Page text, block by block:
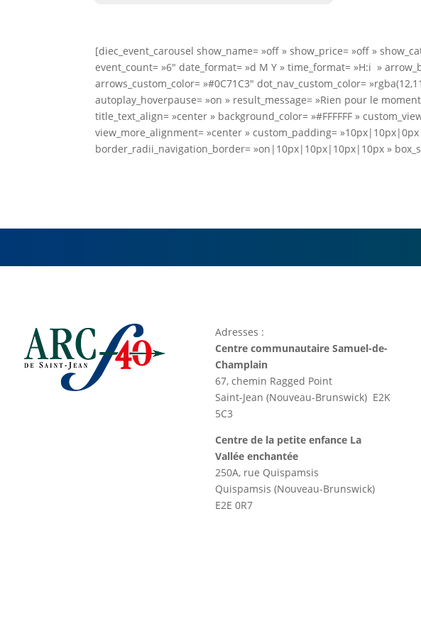
[diec_event_carousel show_name= »off » show_price= »off »
event_count= »6″ date_format= »d M Y » time_format= »H:i »
arrows_custom_color= »#0C71C3″ dot_nav_custom_color=
autoplay_hoverpause= »on » result_message= »Rien pour le
title_text_align= »center » background_color= »#FFFFFF »
view_more_alignment= »center » custom_padding=
border_radii_navigation_border= »on|10px|10px|10px|10px »
Adresses :
Centre communautaire Samuel-de-
Champlain
67, chemin Ragged Point
Saint-Jean (Nouveau-Brunswick) E2K
5C3
Centre de la petite enfance La
Vallée enchantée
250A, rue Quispamsis
Quispamsis (Nouveau-Brunswick)
E2E 0R7